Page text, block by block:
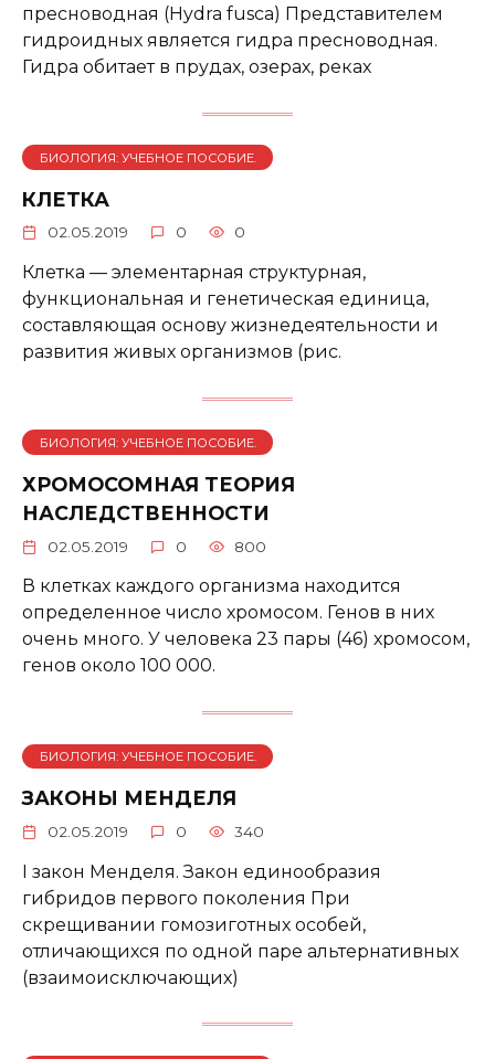
пресноводная (Hydra fusca) Представителем
гидроидных является гидра пресноводная.
Гидра обитает в прудах, озерах, реках
БИОЛОГИЯ: УЧЕБНОЕ ПОСОБИЕ.
КЛЕТКА
02.05.2019 0 0
Клетка — элементарная структурная,
функциональная и генетическая единица,
составляющая основу жизнедеятельности и
развития живых организмов (рис.
БИОЛОГИЯ: УЧЕБНОЕ ПОСОБИЕ.
ХРОМОСОМНАЯ ТЕОРИЯ
НАСЛЕДСТВЕННОСТИ
02.05.2019 0 800
В клетках каждого организма находится
определенное число хромосом. Генов в них
очень много. У человека 23 пары (46) хромосом,
генов около 100 000.
БИОЛОГИЯ: УЧЕБНОЕ ПОСОБИЕ.
ЗАКОНЫ МЕНДЕЛЯ
02.05.2019 0 340
I закон Менделя. Закон единообразия
гибридов первого поколения При
скрещивании гомозиготных особей,
отличающихся по одной паре альтернативных
(взаимоисключающих)